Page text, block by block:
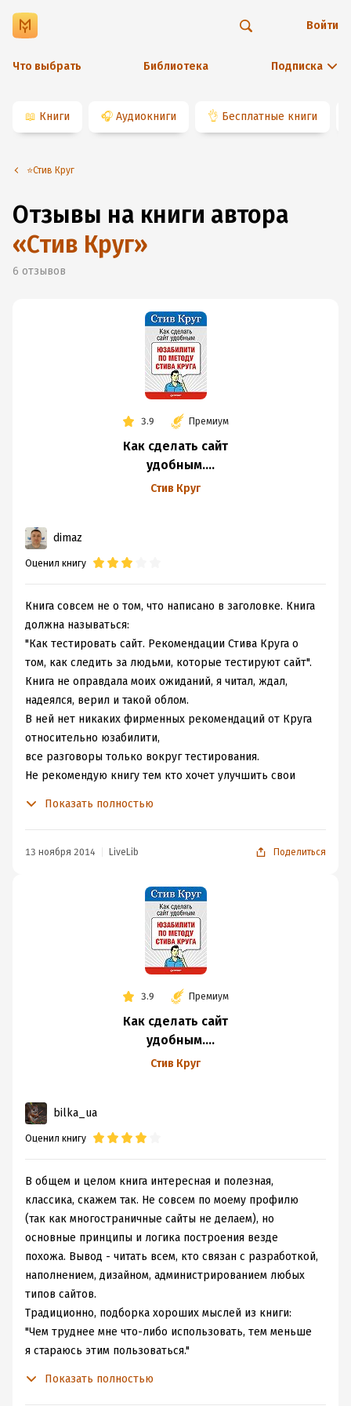
Что выбрать Библиотека Подписка
Войти
📖 Книги 🎧 Аудиокниги 👌 Бесплатные книги
⭐️Стив Круг
Отзывы на книги автора
«Стив Круг»
6 отзывов
3.9 Премиум
Как сделать сайт
удобным.
Юзабилити
Стив Круг
dimaz
Оценил книгу
Книга совсем не о том, что написано в заголовке. Книга
должна называться:
"Как тестировать сайт. Рекомендации Стива Круга о
том, как следить за людьми, которые тестируют сайт".
Книга не оправдала моих ожиданий, я читал, ждал,
надеялся, верил и такой облом.
В ней нет никаких фирменных рекомендаций от Круга
относительно юзабилити,
все разговоры только вокруг тестирования.
Не рекомендую книгу тем кто хочет улучшить свои
Показать полностью
13 ноября 2014 LiveLib Поделиться
3.9 Премиум
Как сделать сайт
удобным.
Юзабилити
Стив Круг
bilka_ua
Оценил книгу
В общем и целом книга интересная и полезная,
классика, скажем так. Не совсем по моему профилю
(так как многостраничные сайты не делаем), но
основные принципы и логика построения везде
похожа. Вывод - читать всем, кто связан с разработкой,
наполнением, дизайном, администрированием любых
типов сайтов.
Традиционно, подборка хороших мыслей из книги:
"Чем труднее мне что-либо использовать, тем меньше
я стараюсь этим пользоваться."
Показать полностью